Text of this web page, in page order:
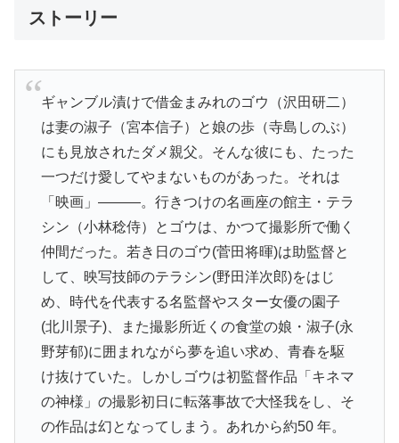
ストーリー
ギャンブル漬けで借金まみれのゴウ（沢田研二）
は妻の淑子（宮本信子）と娘の歩（寺島しのぶ）
にも見放されたダメ親父。そんな彼にも、たった
一つだけ愛してやまないものがあった。それは
「映画」———。行きつけの名画座の館主・テラ
シン（小林稔侍）とゴウは、かつて撮影所で働く
仲間だった。若き日のゴウ(菅田将暉)は助監督と
して、映写技師のテラシン(野田洋次郎)をはじ
め、時代を代表する名監督やスター女優の園子
(北川景子)、また撮影所近くの食堂の娘・淑子(永
野芽郁)に囲まれながら夢を追い求め、青春を駆
け抜けていた。しかしゴウは初監督作品「キネマ
の神様」の撮影初日に転落事故で大怪我をし、そ
の作品は幻となってしまう。あれから約50 年。